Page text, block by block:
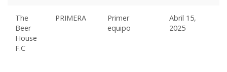
The
Beer
House
F.C
PRIMERA
Primer
equipo
Abril 15,
2025